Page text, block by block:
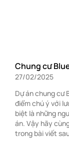
Chung cư
27/02/2025
Dự án chung cư
điểm chú ý với
biệt là những
án. Vậy hãy
trong bài viết